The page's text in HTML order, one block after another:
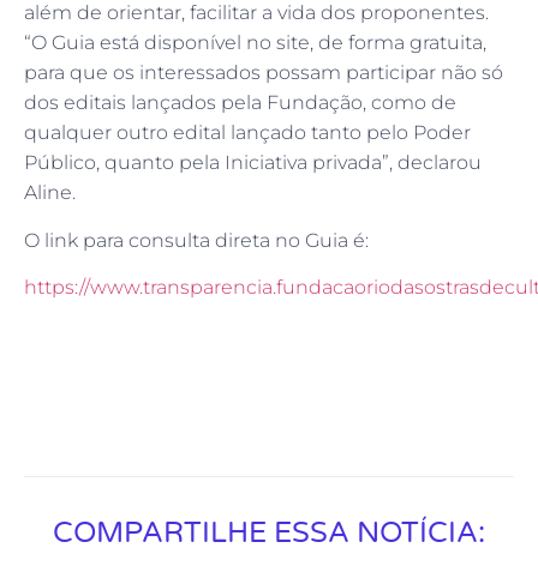
além de orientar, facilitar a vida dos proponentes.
“O Guia está disponível no site, de forma gratuita,
para que os interessados possam participar não só
dos editais lançados pela Fundação, como de
qualquer outro edital lançado tanto pelo Poder
Público, quanto pela Iniciativa privada”, declarou
Aline.
O link para consulta direta no Guia é:
https://
COMPARTILHE ESSA NOTÍCIA: